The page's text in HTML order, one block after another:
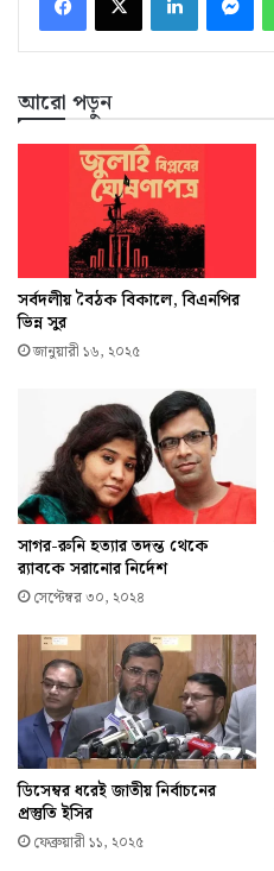
আরো পড়ুন
সর্বদলীয় বৈঠক বিকালে, বিএনপির
ভিন্ন সুর
জানুয়ারী ১৬, ২০২৫
সাগর-রুনি হত্যার তদন্ত থেকে
র‌্যাবকে সরানোর নির্দেশ
সেপ্টেম্বর ৩০, ২০২৪
ডিসেম্বর ধরেই জাতীয় নির্বাচনের
প্রস্তুতি ইসির
ফেব্রুয়ারী ১১, ২০২৫